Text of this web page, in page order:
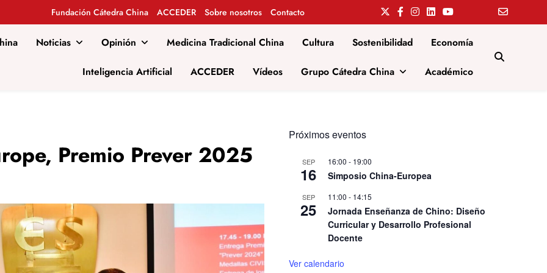
Fundación Cátedra China ACCEDER Sobre nosotros Contacto
Noticias Opinión Medicina Tradicional China Cultura Sostenibilidad Economía
Inteligencia Artificial ACCEDER Vídeos Grupo Cátedra China Académico
Premio Prever 2025
Próximos eventos
SEP
16
16:00 - 19:00
Simposio China-Europea
SEP
25
11:00 - 14:15
Jornada Enseñanza de Chino: Diseño
Curricular y Desarrollo Profesional
Docente
Ver calendario